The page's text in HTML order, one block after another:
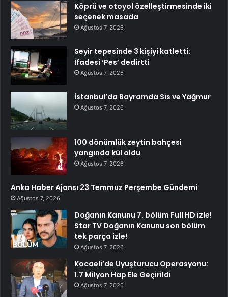
Köprü ve otoyol özelleştirmesinde iki
seçenek masada
Ağustos 7, 2026
Seyir tepesinde 3 kişiyi katletti:
İfadesi ‘Pes’ dedirtti
Ağustos 7, 2026
İstanbul’da Bayramda Sis ve Yağmur
Ağustos 7, 2026
100 dönümlük zeytin bahçesi
yangında kül oldu
Ağustos 7, 2026
Anka Haber Ajansı 23 Temmuz Perşembe Gündemi
Ağustos 7, 2026
Doğanın Kanunu 7. bölüm Full HD izle!
Star TV Doğanın Kanunu son bölüm
tek parça izle!
Ağustos 7, 2026
Kocaeli’de Uyuşturucu Operasyonu:
1.7 Milyon Hap Ele Geçirildi
Ağustos 7, 2026